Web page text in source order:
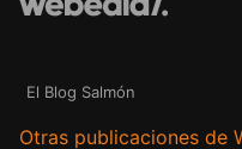
El Blog Salmón
Otras publicaciones de